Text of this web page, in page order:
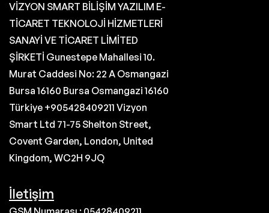
VİZYON SMART BİLİŞİM YAZILIM E-
TİCARET TEKNOLOJİ HİZMETLERİ
SANAYİ VE TİCARET LİMİTED
ŞİRKETİ Gunestepe Mahallesi 10.
Murat Caddesi No: 22 A Osmangazi
Bursa 16160 Bursa Osmangazi 16160
Türkiye +905428409211 Vizyon
Smart Ltd 71-75 Shelton Street,
Covent Garden, London, United
Kingdom, WC2H 9JQ
İletişim